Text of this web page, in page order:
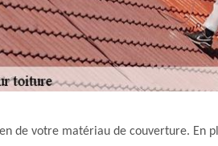
de votre matériau de couverture. En